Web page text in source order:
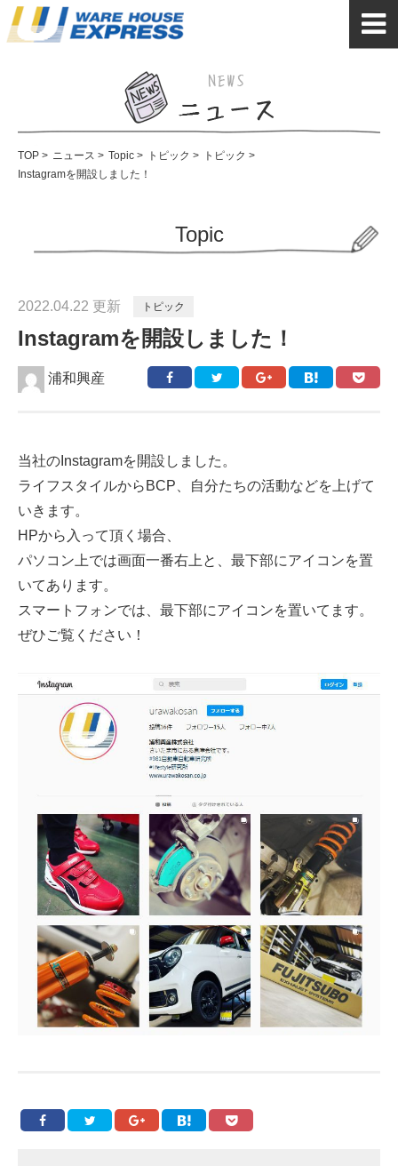
TOP > ニュース > Topic > トピック > トピック >
Instagramを開設しました！
Topic
2022.04.22 更新 トピック
Instagramを開設しました！
浦和興産
当社のInstagramを開設しました。
ライフスタイルからBCP、自分たちの活動などを上げて
いきます。
HPから入って頂く場合、
パソコン上では画面一番右上と、最下部にアイコンを置
いてあります。
スマートフォンでは、最下部にアイコンを置いてます。
ぜひご覧ください！